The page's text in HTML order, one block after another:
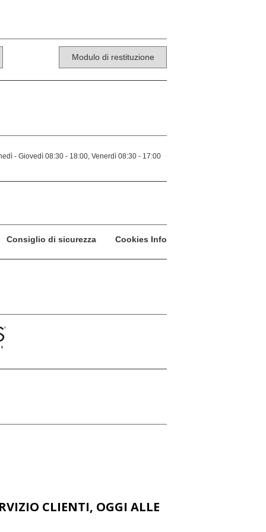
Modulo di restituzione
- Giovedì 08:30 - 18:00, Venerdì 08:30 - 17:00
Consiglio di sicurezza Cookies Info
CLIENTI, OGGI ALLE